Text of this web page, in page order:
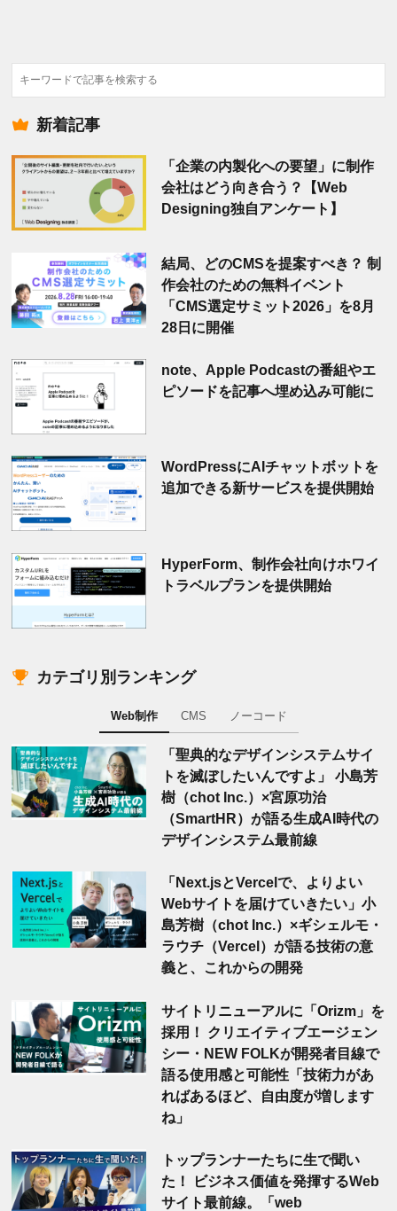
検
索
新着記事
「企業の内製化への要望」に制作
会社はどう向き合う？【Web
Designing独自アンケート】
結局、どのCMSを提案すべき？ 制
作会社のための無料イベント
「CMS選定サミット2026」を8月
28日に開催
note、Apple Podcastの番組やエ
ピソードを記事へ埋め込み可能に
WordPressにAIチャットボットを
追加できる新サービスを提供開始
HyperForm、制作会社向けホワイ
トラベルプランを提供開始
カテゴリ別ランキング
Web制作 CMS ノーコード
「聖典的なデザインシステムサイ
トを滅ぼしたいんですよ」 小島芳
樹（chot Inc.）×宮原功治
（SmartHR）が語る生成AI時代の
デザインシステム最前線
「Next.jsとVercelで、よりよい
Webサイトを届けていきたい」小
島芳樹（chot Inc.）×ギシェルモ・
ラウチ（Vercel）が語る技術の意
義と、これからの開発
サイトリニューアルに「Orizm」を
採用！ クリエイティブエージェン
シー・NEW FOLKが開発者目線で
語る使用感と可能性「技術力があ
ればあるほど、自由度が増します
ね」
トップランナーたちに生で聞い
た！ ビジネス価値を発揮するWeb
サイト最前線。「web